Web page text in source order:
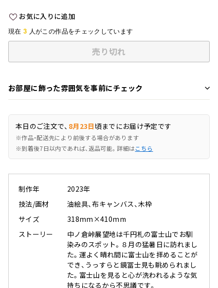
格 お気に入りに追加
現在 3 人がこの作品をチェックしています
売り切れ
お部屋に飾った雰囲気を事前にチェック
本日のご注文で、 8月23日 頃までにお届け予定です
※作品・配送先により前後する場合があります
※到着後7日以内であれば、返品可能。詳細はこちら
制作年
2023年
技法/画材
油絵具、布キャンバス、木枠
サイズ
318mm×410mm
ストーリー
中ノ倉峠展望地は千円札の富士山でお馴
染みのスポット。８月の猛暑日に訪れまし
た。運よく晴れ間に富士山を拝めることが
でき、うっすらと鏡冨士見も眺められまし
た。富士山を見ると心が洗われるような気
持ちになるから不思議です。